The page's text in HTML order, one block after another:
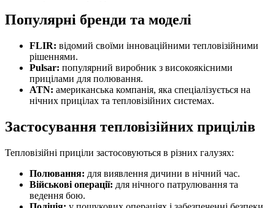
Популярні бренди та моделі
FLIR: відомий своїми інноваційними тепловізійними
рішеннями.
Pulsar: популярний виробник з високоякісними
прицілами для полювання.
ATN: американська компанія, яка спеціалізується на
нічних прицілах та тепловізійних системах.
Застосування тепловізійних прицілів
Тепловізійні приціли застосовуються в різних галузях:
Полювання: для виявлення дичини в нічний час.
Військові операції: для нічного патрулювання та
ведення бою.